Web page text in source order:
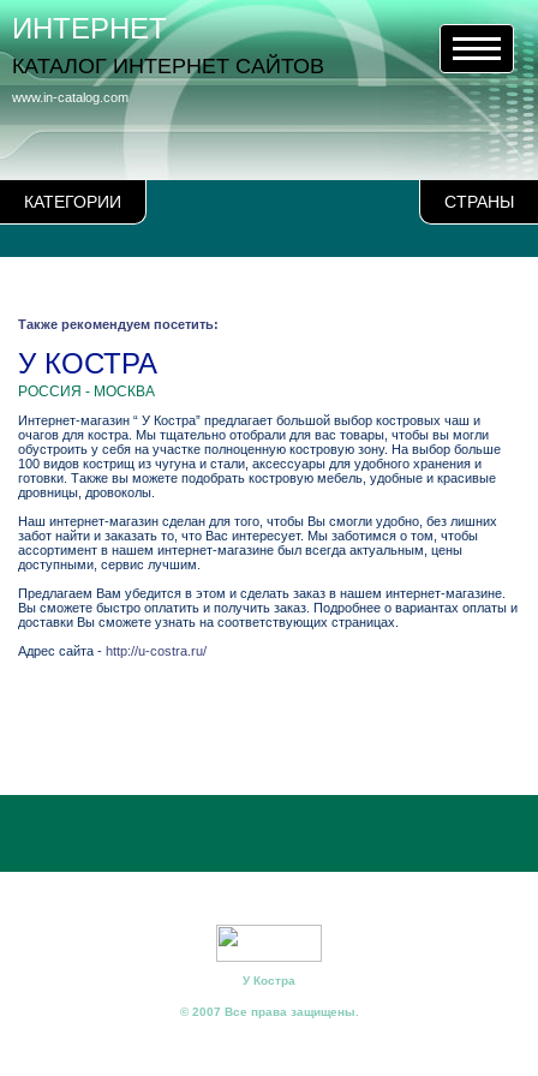
КАТЕГОРИИ СТРАНЫ
www.in-catalog.com
ИНТЕРНЕТ
КАТАЛОГ ИНТЕРНЕТ САЙТОВ
Также рекомендуем посетить:
У КОСТРА
РОССИЯ - МОСКВА
Интернет-магазин “ У Костра” предлагает большой выбор костровых чаш и
очагов для костра. Мы тщательно отобрали для вас товары, чтобы вы могли
обустроить у себя на участке полноценную костровую зону. На выбор больше
100 видов кострищ из чугуна и стали, аксессуары для удобного хранения и
готовки. Также вы можете подобрать костровую мебель, удобные и красивые
дровницы, дровоколы.
Наш интернет-магазин сделан для того, чтобы Вы смогли удобно, без лишних
забот найти и заказать то, что Вас интересует. Мы заботимся о том, чтобы
ассортимент в нашем интернет-магазине был всегда актуальным, цены
доступными, сервис лучшим.
Предлагаем Вам убедится в этом и сделать заказ в нашем интернет-магазине.
Вы сможете быстро оплатить и получить заказ. Подробнее о вариантах оплаты и
доставки Вы сможете узнать на соответствующих страницах.
Адрес сайта - http://u-costra.ru/
У Костра
© 2007 Все права защищены.